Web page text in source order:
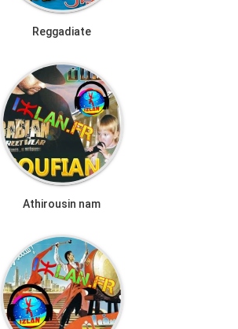
Reggadiate
Athirousin nam